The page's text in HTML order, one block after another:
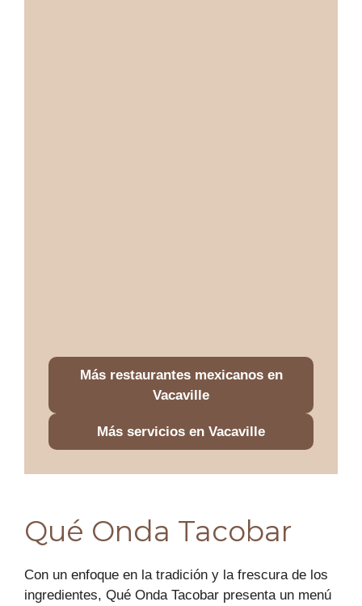
Más restaurantes mexicanos en
Vacaville
Más servicios en Vacaville
Qué Onda Tacobar
Con un enfoque en la tradición y la frescura de los
ingredientes, Qué Onda Tacobar presenta un menú